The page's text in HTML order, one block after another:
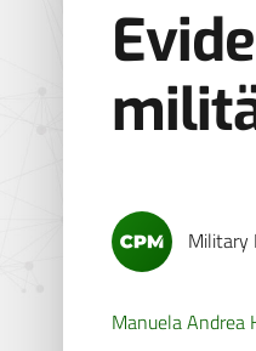
Military
Manuela Andrea